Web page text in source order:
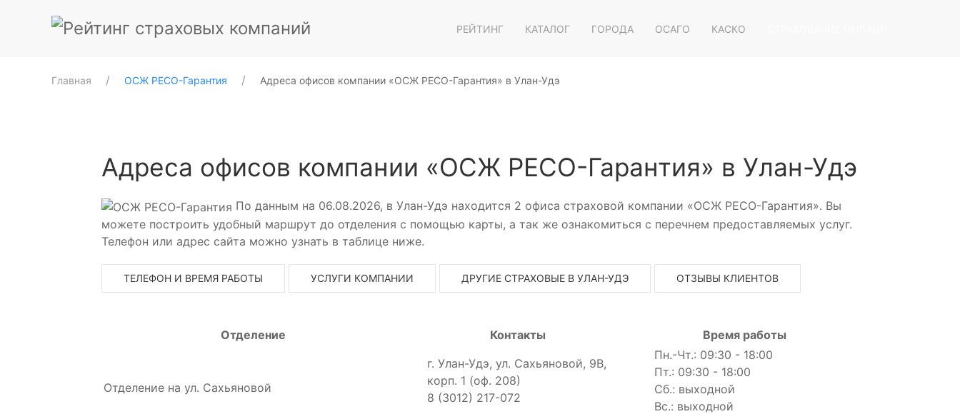
РЕЙТИНГ КАТАЛОГ ГОРОДА ОСАГО КАСКО
Главная ОСЖ РЕСО-Гарантия Адреса офисов компании «ОСЖ РЕСО-Гарантия» в Улан-Удэ
Адреса офисов компании «ОСЖ РЕСО-Гарантия» в Улан-Удэ
По данным на 06.08.2026, в Улан-Удэ находится 2 офиса страховой компании «ОСЖ РЕСО-Гарантия». Вы
можете построить удобный маршрут до отделения с помощью карты, а так же ознакомиться с перечнем предоставляемых услуг.
Телефон или адрес сайта можно узнать в таблице ниже.
ТЕЛЕФОН И ВРЕМЯ РАБОТЫ УСЛУГИ КОМПАНИИ ДРУГИЕ СТРАХОВЫЕ В УЛАН-УДЭ ОТЗЫВЫ КЛИЕНТОВ
Отделение Контакты Время работы
Отделение на ул. Сахьяновой
г. Улан-Удэ, ул. Сахьяновой, 9В,
корп. 1 (оф. 208)
8 (3012) 217-072
Пн.-Чт.: 09:30 - 18:00
Пт.: 09:30 - 18:00
Сб.: выходной
Вс.: выходной